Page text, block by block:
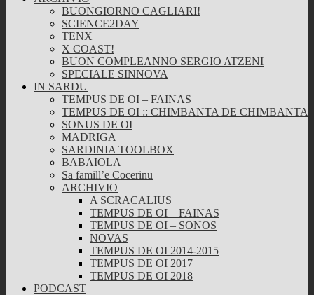
BUONGIORNO CAGLIARI!
SCIENCE2DAY
TENX
X COAST!
BUON COMPLEANNO SERGIO ATZENI
SPECIALE SINNOVA
IN SARDU
TEMPUS DE OI – FAINAS
TEMPUS DE OI :: CHIMBANTA DE CHIMBANTA
SONUS DE OI
MADRIGA
SARDINIA TOOLBOX
BABAIOLA
Sa famill’e Cocerinu
ARCHIVIO
A SCRACALIUS
TEMPUS DE OI – FAINAS
TEMPUS DE OI – SONOS
NOVAS
TEMPUS DE OI 2014-2015
TEMPUS DE OI 2017
TEMPUS DE OI 2018
PODCAST